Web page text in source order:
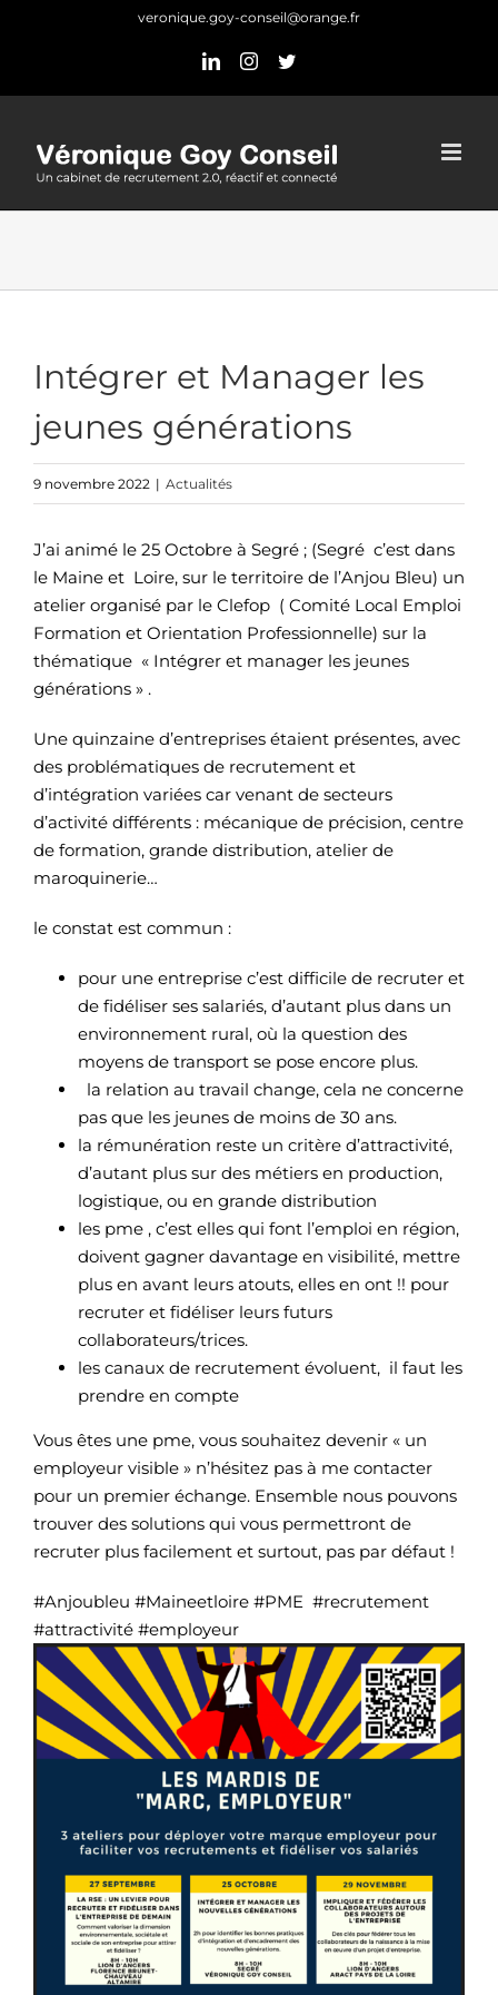
veronique.goy-conseil@orange.fr
LinkedInInstagramTwitter
Intégrer et Manager les
jeunes générations
9 novembre 2022 | Actualités
J’ai animé le 25 Octobre à Segré ; (Segré c’est dans
le Maine et Loire, sur le territoire de l’Anjou Bleu) un
atelier organisé par le Clefop ( Comité Local Emploi
Formation et Orientation Professionnelle) sur la
thématique « Intégrer et manager les jeunes
générations » .
Une quinzaine d’entreprises étaient présentes, avec
des problématiques de recrutement et
d’intégration variées car venant de secteurs
d’activité différents : mécanique de précision, centre
de formation, grande distribution, atelier de
maroquinerie…
le constat est commun :
pour une entreprise c’est difficile de recruter et
de fidéliser ses salariés, d’autant plus dans un
environnement rural, où la question des
moyens de transport se pose encore plus.
la relation au travail change, cela ne concerne
pas que les jeunes de moins de 30 ans.
la rémunération reste un critère d’attractivité,
d’autant plus sur des métiers en production,
logistique, ou en grande distribution
les pme , c’est elles qui font l’emploi en région,
doivent gagner davantage en visibilité, mettre
plus en avant leurs atouts, elles en ont !! pour
recruter et fidéliser leurs futurs
collaborateurs/trices.
les canaux de recrutement évoluent, il faut les
prendre en compte
Vous êtes une pme, vous souhaitez devenir « un
employeur visible » n’hésitez pas à me contacter
pour un premier échange. Ensemble nous pouvons
trouver des solutions qui vous permettront de
recruter plus facilement et surtout, pas par défaut !
#Anjoubleu #Maineetloire #PME #recrutement
#attractivité #employeur